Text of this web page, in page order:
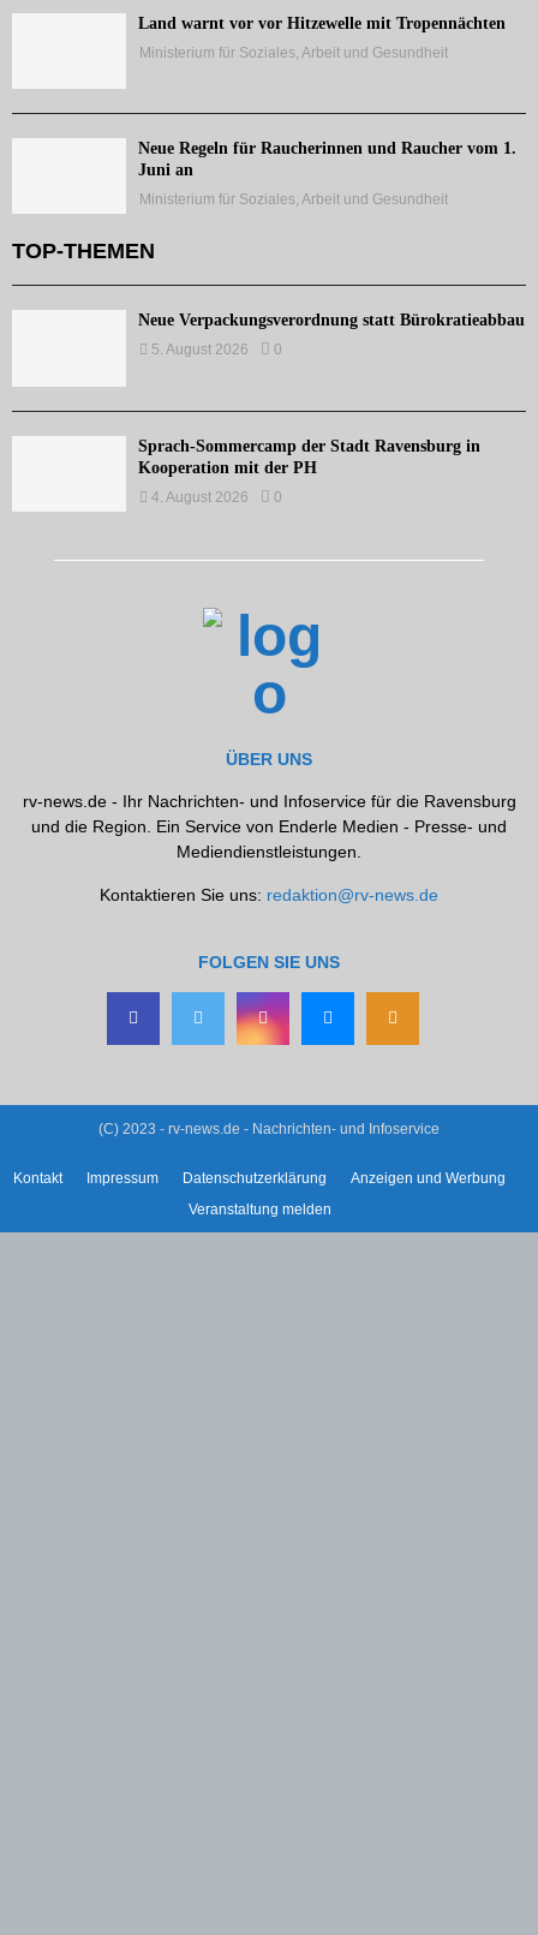
Land warnt vor vor Hitzewelle mit Tropennächten
Ministerium für Soziales, Arbeit und Gesundheit
Neue Regeln für Raucherinnen und Raucher vom 1.
Juni an
Ministerium für Soziales, Arbeit und Gesundheit
TOP-THEMEN
Neue Verpackungsverordnung statt Bürokratieabbau
5. August 2026 0
Sprach-Sommercamp der Stadt Ravensburg in
Kooperation mit der PH
4. August 2026 0
ÜBER UNS
rv-news.de - Ihr Nachrichten- und Infoservice für die Ravensburg
und die Region. Ein Service von Enderle Medien - Presse- und
Mediendienstleistungen.
Kontaktieren Sie uns: redaktion@rv-news.de
FOLGEN SIE UNS
(C) 2023 - rv-news.de - Nachrichten- und Infoservice
Kontakt Impressum Datenschutzerklärung
Anzeigen und Werbung
Veranstaltung melden